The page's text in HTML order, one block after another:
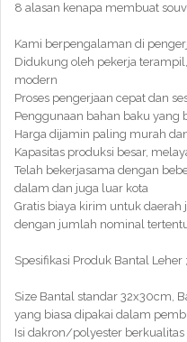
8 alasan kenapa membuat
Kami berpengalaman di
Didukung oleh pekerja
modern
Proses pengerjaan cepat dan
Penggunaan bahan baku yang
Harga dijamin paling murah
Kapasitas produksi besar,
Telah bekerjasama dengan
dalam dan juga luar kota
Gratis biaya kirim untuk
dengan jumlah nominal
Spesifikasi Produk Bantal Leher ;
Size Bantal standar 32x30cm,
yang biasa dipakai dalam
Isi dakron/polyester berkualitas